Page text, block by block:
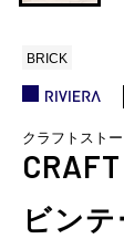
BRICK
クラフトスト
ビン